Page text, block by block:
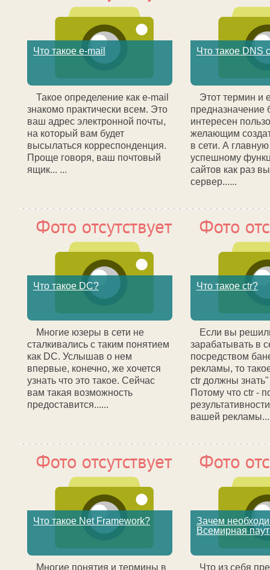
Что такое e-mail
Такое определение как e-mail
знакомо практически всем. Это
ваш адрес электронной почты,
на который вам будет
высылаться корреспонденция.
Проще говоря, ваш почтовый
ящик... ...
Что такое DNS
Этот термин и
предназначение
интересен
желающим
в сети. А
успешному
сайтов как раз
сервер......
Что такое DC?
Многие юзеры в сети не
сталкивались с таким понятием
как DC. Услышав о нем
впервые, конечно, же хочется
узнать что это такое. Сейчас
вам такая возможность
предоставится......
Что такое ctr?
Если вы
зарабатывать в
посредством
рекламы, то
ctr должны
Потому что ctr -
вашей рекламы...
Что такое Net Framework?
Многие понятия и термины в
Зачем
Всемирная
Что из себя